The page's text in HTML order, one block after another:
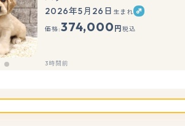
もっと見る
2026年5月26日 生まれ
価格:374,000 円 税込
3時間前